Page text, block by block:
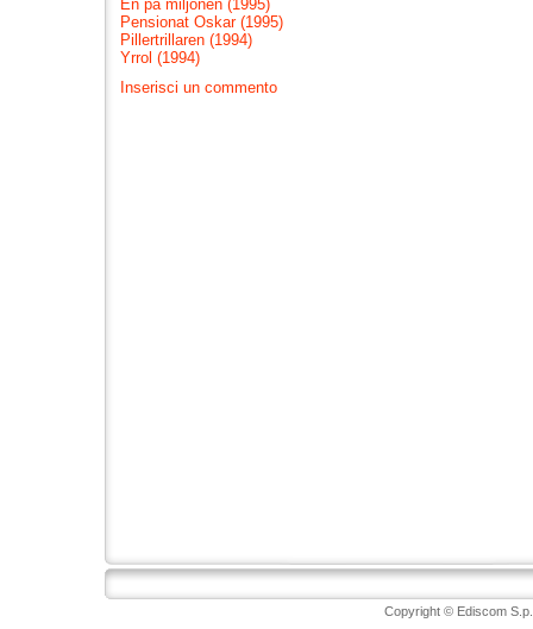
En på miljonen (1995)
Pensionat Oskar (1995)
Pillertrillaren (1994)
Yrrol (1994)
Inserisci un commento
Copyright © Ediscom